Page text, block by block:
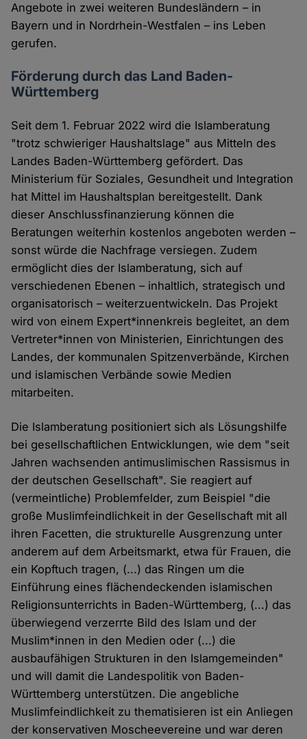
Angebote in zwei weiteren Bundesländern – in
Bayern und in Nordrhein-Westfalen – ins Leben
gerufen.
Förderung durch das Land Baden-
Württemberg
Seit dem 1. Februar 2022 wird die Islamberatung
"trotz schwieriger Haushaltslage" aus Mitteln des
Landes Baden-Württemberg gefördert. Das
Ministerium für Soziales, Gesundheit und Integration
hat Mittel im Haushaltsplan bereitgestellt. Dank
dieser Anschlussfinanzierung können die
Beratungen weiterhin kostenlos angeboten werden –
sonst würde die Nachfrage versiegen. Zudem
ermöglicht dies der Islamberatung, sich auf
verschiedenen Ebenen – inhaltlich, strategisch und
organisatorisch – weiterzuentwickeln. Das Projekt
wird von einem Expert*innenkreis begleitet, an dem
Vertreter*innen von Ministerien, Einrichtungen des
Landes, der kommunalen Spitzenverbände, Kirchen
und islamischen Verbände sowie Medien
mitarbeiten.
Die Islamberatung positioniert sich als Lösungshilfe
bei gesellschaftlichen Entwicklungen, wie dem "seit
Jahren wachsenden antimuslimischen Rassismus in
der deutschen Gesellschaft". Sie reagiert auf
(vermeintliche) Problemfelder, zum Beispiel "die
große Muslimfeindlichkeit in der Gesellschaft mit all
ihren Facetten, die strukturelle Ausgrenzung unter
anderem auf dem Arbeitsmarkt, etwa für Frauen, die
ein Kopftuch tragen, (...) das Ringen um die
Einführung eines flächendeckenden islamischen
Religionsunterrichts in Baden-Württemberg, (...) das
überwiegend verzerrte Bild des Islam und der
Muslim*innen in den Medien oder (...) die
ausbaufähigen Strukturen in den Islamgemeinden"
und will damit die Landespolitik von Baden-
Württemberg unterstützen. Die angebliche
Muslimfeindlichkeit zu thematisieren ist ein Anliegen
der konservativen Moscheevereine und war deren